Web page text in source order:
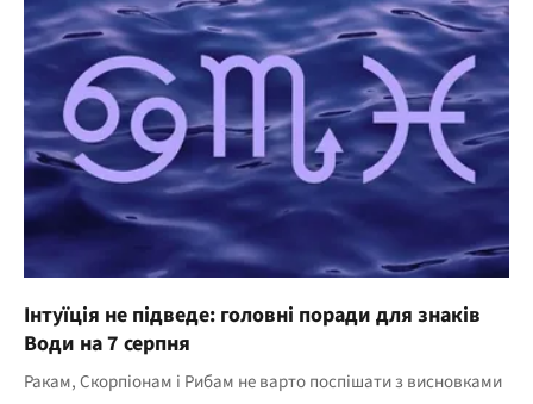
Інтуїція не підведе: головні поради для знаків
Води на 7 серпня
Ракам, Скорпіонам і Рибам не варто поспішати з висновками